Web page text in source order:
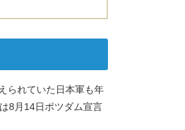
られていた日本軍も年
8月14日ポツダム宣言